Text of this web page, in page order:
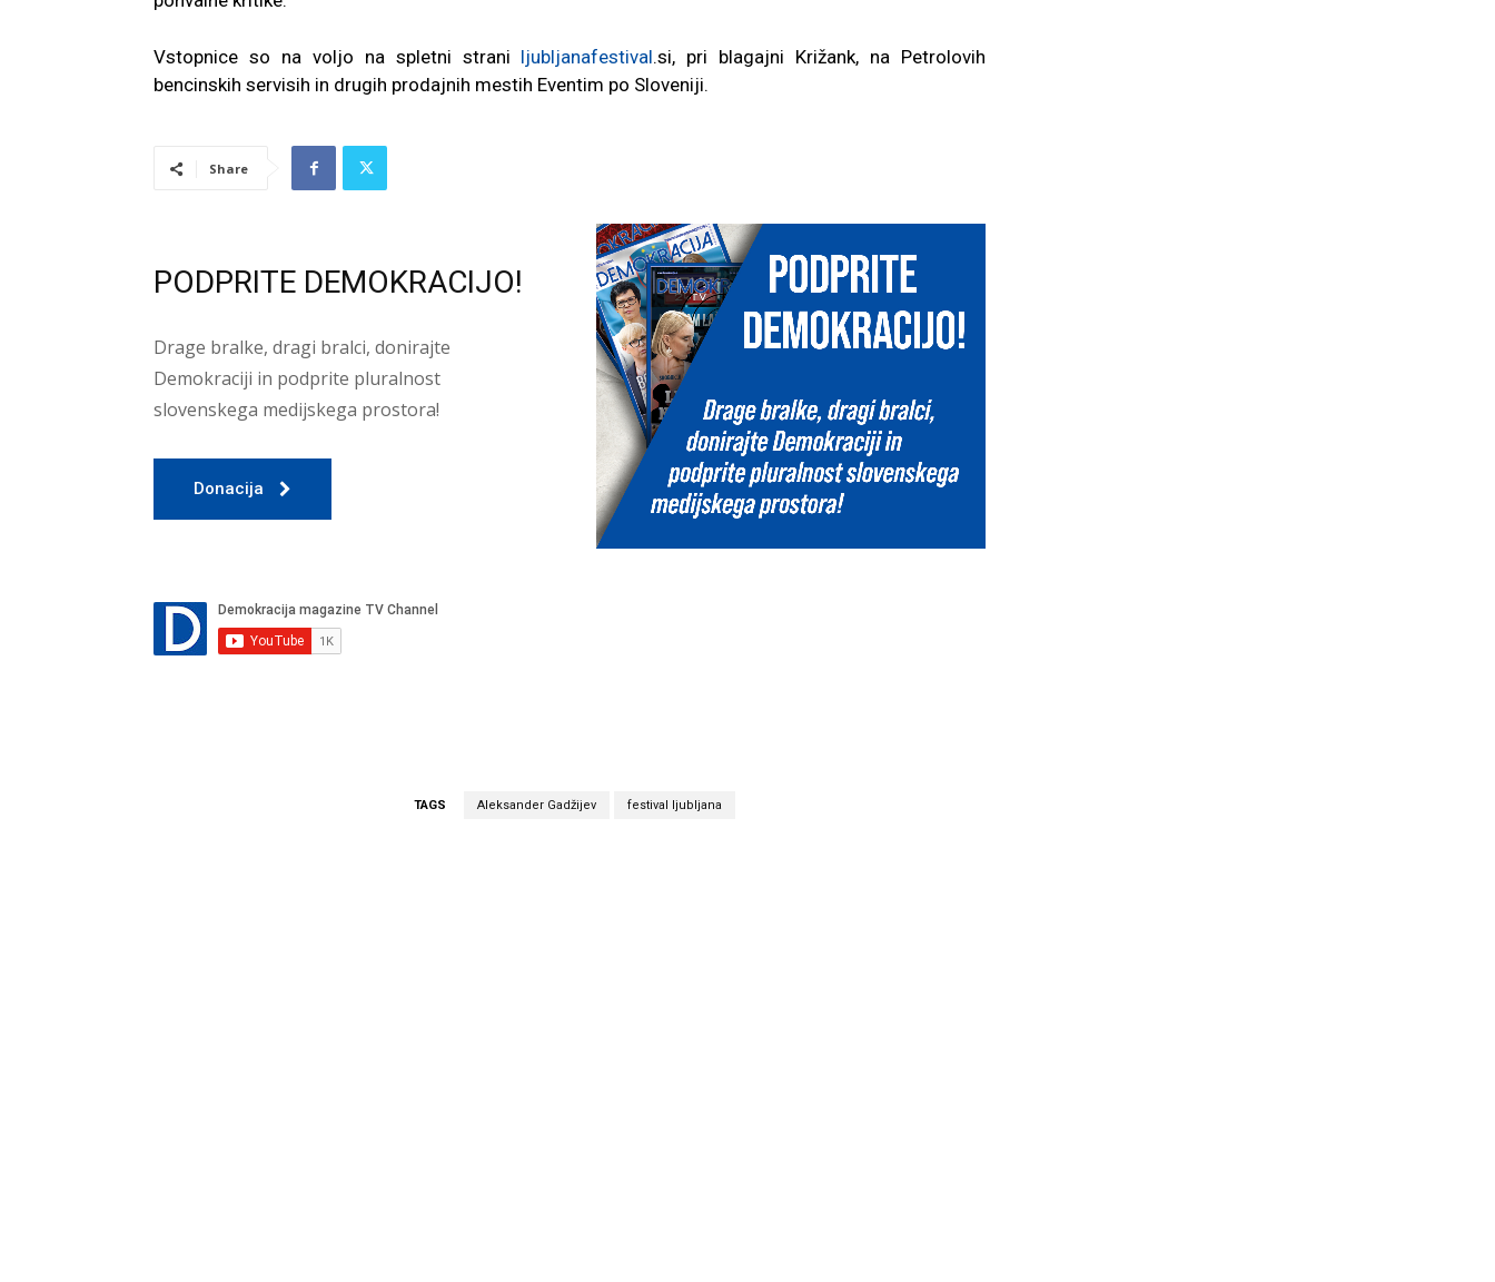
Vstopnice so na voljo na spletni strani ljubljanafestival.si, pri blagajni Križank, na Petrolovih
bencinskih servisih in drugih prodajnih mestih Eventim po Sloveniji.
Share
PODPRITE DEMOKRACIJO!
Drage bralke, dragi bralci, donirajte
Demokraciji in podprite pluralnost
slovenskega medijskega prostora!
Donacija
TAGS Aleksander Gadžijev festival ljubljana